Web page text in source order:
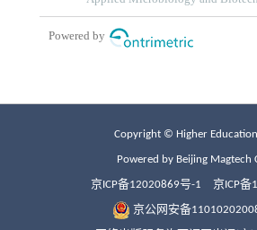
Copyright © Higher
Powered by Beijing Magtech
京ICP备12020869号-1 京ICP备
京公网安备